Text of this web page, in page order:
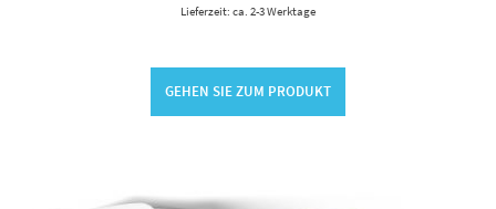
Lieferzeit: ca. 2-3 Werktage
GEHEN SIE ZUM PRODUKT